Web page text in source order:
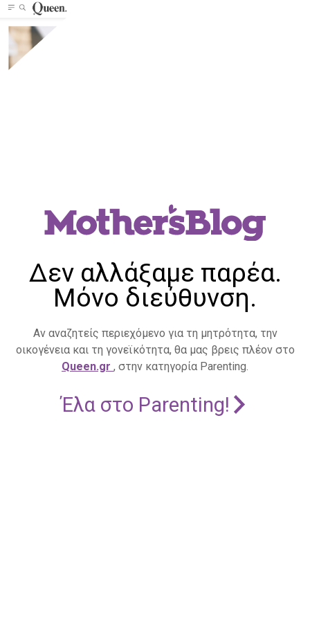
Δεν αλλάξαμε παρέα.
Μόνο διεύθυνση.
Αν αναζητείς περιεχόμενο για τη μητρότητα, την
οικογένεια και τη γονεϊκότητα, θα μας βρεις πλέον στο
Queen.gr , στην κατηγορία Parenting.
Έλα στο Parenting!